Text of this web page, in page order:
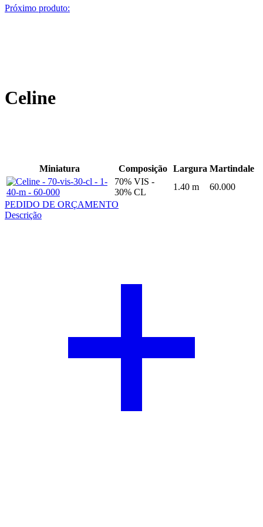
Próximo produto:
Celine
Miniatura Composição Largura Martindale
70% VIS -
30% CL
1.40 m
60.000
PEDIDO DE ORÇAMENTO
Descrição